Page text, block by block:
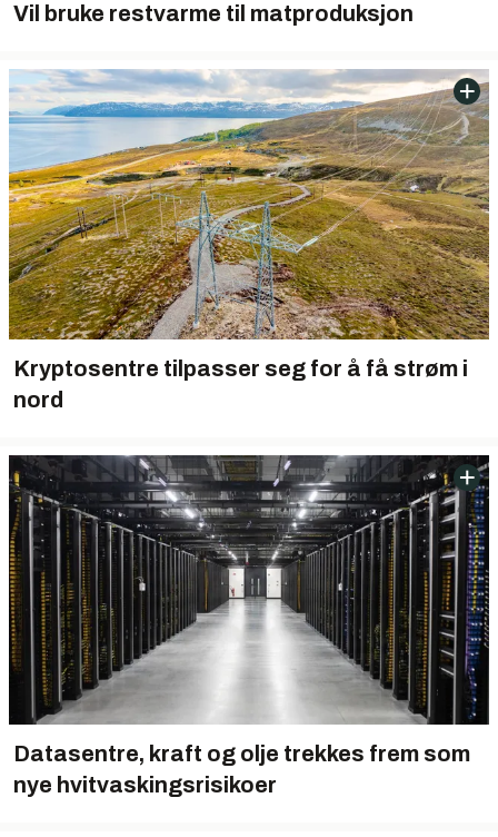
Vil bruke restvarme til matproduksjon
Kryptosentre tilpasser seg for å få strøm i
nord
Datasentre, kraft og olje trekkes frem som
nye hvitvaskingsrisikoer